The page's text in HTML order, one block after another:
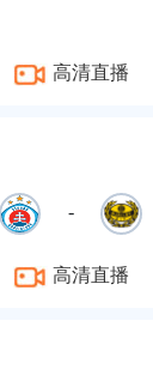
高清直播
-
高清直播